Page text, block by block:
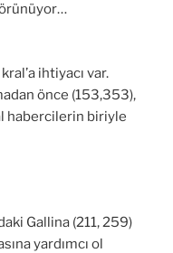
ihtiyacı var.
önce (153,353),
habercilerin biriyle
Gallina (211, 259)
yardımcı ol